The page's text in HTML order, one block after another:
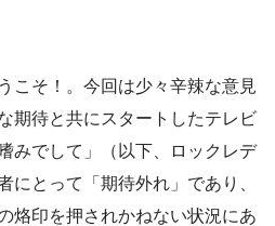
こそ！。今回は少々辛辣な意見
期待と共にスタートしたテレビ
みでして」（以下、ロックレデ
にとって「期待外れ」であり、
烙印を押されかねない状況にあ